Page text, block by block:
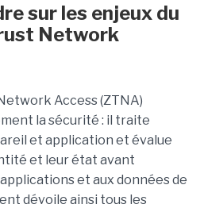
sur les enjeux du
Network
Access (ZTNA)
la sécurité : il traite
et application et évalue
et leur état avant
applications et aux données de
dévoile ainsi tous les